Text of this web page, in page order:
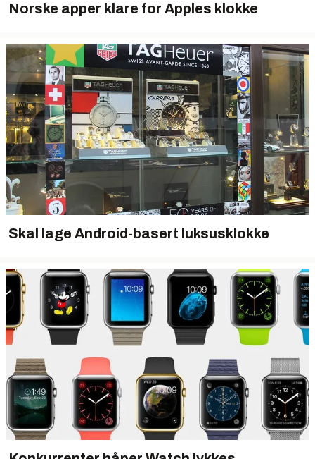
Norske apper klare for Apples klokke
Skal lage Android-basert luksusklokke